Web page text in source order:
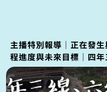
主播特別報導｜正在發
程進度與未來目標｜四